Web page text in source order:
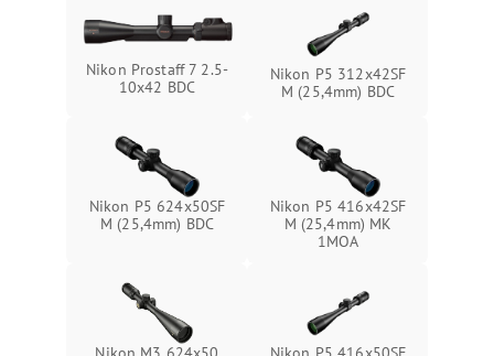
Nikon Prostaff 7 2.5-
10x42 BDC
Nikon P5 312x42SF
M (25,4mm) BDC
Nikon P5 624x50SF
M (25,4mm) BDC
Nikon P5 416x42SF
M (25,4mm) MK
1MOA